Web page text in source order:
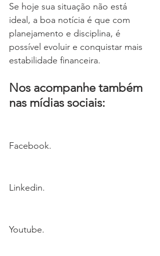
Se hoje sua situação não está
ideal, a boa notícia é que com
planejamento e disciplina, é
possível evoluir e conquistar mais
estabilidade financeira.
Nos acompanhe também
nas mídias sociais:
Facebook.
Linkedin.
Youtube.